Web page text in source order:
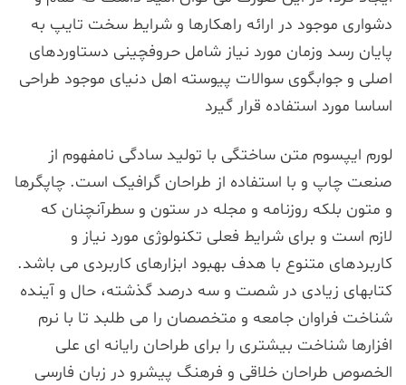
دشواری موجود در ارائه راهکارها و شرایط سخت تایپ به
پایان رسد وزمان مورد نیاز شامل حروفچینی دستاوردهای
اصلی و جوابگوی سوالات پیوسته اهل دنیای موجود طراحی
اساسا مورد استفاده قرار گیرد
لورم ایپسوم متن ساختگی با تولید سادگی نامفهوم از
صنعت چاپ و با استفاده از طراحان گرافیک است. چاپگرها
و متون بلکه روزنامه و مجله در ستون و سطرآنچنان که
لازم است و برای شرایط فعلی تکنولوژی مورد نیاز و
کاربردهای متنوع با هدف بهبود ابزارهای کاربردی می باشد.
کتابهای زیادی در شصت و سه درصد گذشته، حال و آینده
شناخت فراوان جامعه و متخصصان را می طلبد تا با نرم
افزارها شناخت بیشتری را برای طراحان رایانه ای علی
الخصوص طراحان خلاقی و فرهنگ پیشرو در زبان فارسی